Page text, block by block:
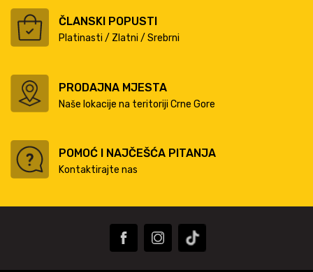
ČLANSKI POPUSTI
Platinasti / Zlatni / Srebrni
PRODAJNA MJESTA
Naše lokacije na teritoriji Crne Gore
POMOĆ I NAJČEŠĆA PITANJA
Kontaktirajte nas